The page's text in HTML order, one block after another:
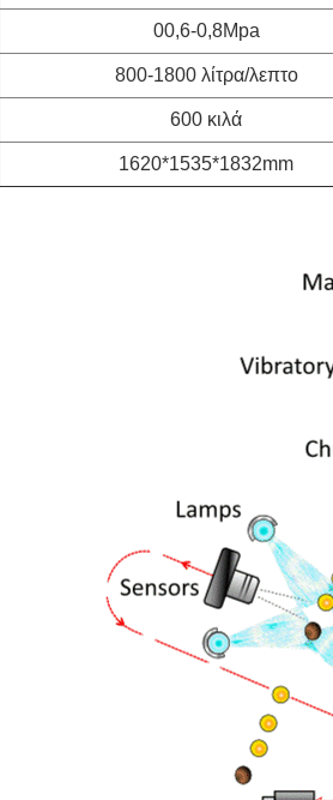
00,6-0,8Mpa
800-1800 λίτρα/λεπτο
600 κιλά
1620*1535*1832mm